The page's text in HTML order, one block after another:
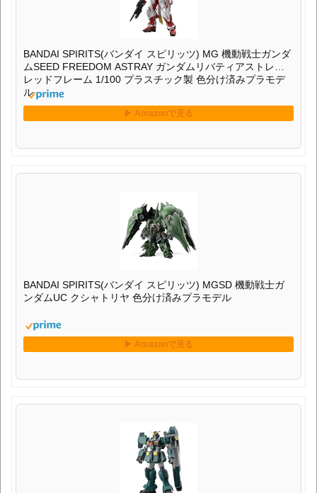
BANDAI SPIRITS(バンダイ スピリッツ) MG 機動戦士ガンダ
ムSEED FREEDOM ASTRAY ガンダムリバティアストレイ
レッドフレーム 1/100 プラスチック製 色分け済みプラモデ
ル
BANDAI SPIRITS(バンダイ スピリッツ) MGSD 機動戦士ガ
ンダムUC クシャトリヤ 色分け済みプラモデル